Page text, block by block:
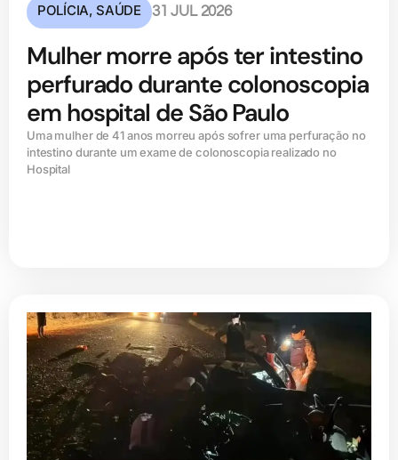
POLÍCIA,SAÚDE 31 JUL 2026
Mulher morre após ter intestino
perfurado durante colonoscopia
em hospital de São Paulo
Uma mulher de 41 anos morreu após sofrer uma perfuração no
intestino durante um exame de colonoscopia realizado no
Hospital